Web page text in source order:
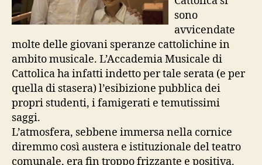
sono
avvicendate
molte delle giovani speranze cattolichine in
ambito musicale. L’Accademia Musicale di
Cattolica ha infatti indetto per tale serata (e per
quella di stasera) l’esibizione pubblica dei
propri studenti, i famigerati e temutissimi
saggi.
L’atmosfera, sebbene immersa nella cornice
diremmo così austera e istituzionale del teatro
comunale, era fin troppo frizzante e positiva.